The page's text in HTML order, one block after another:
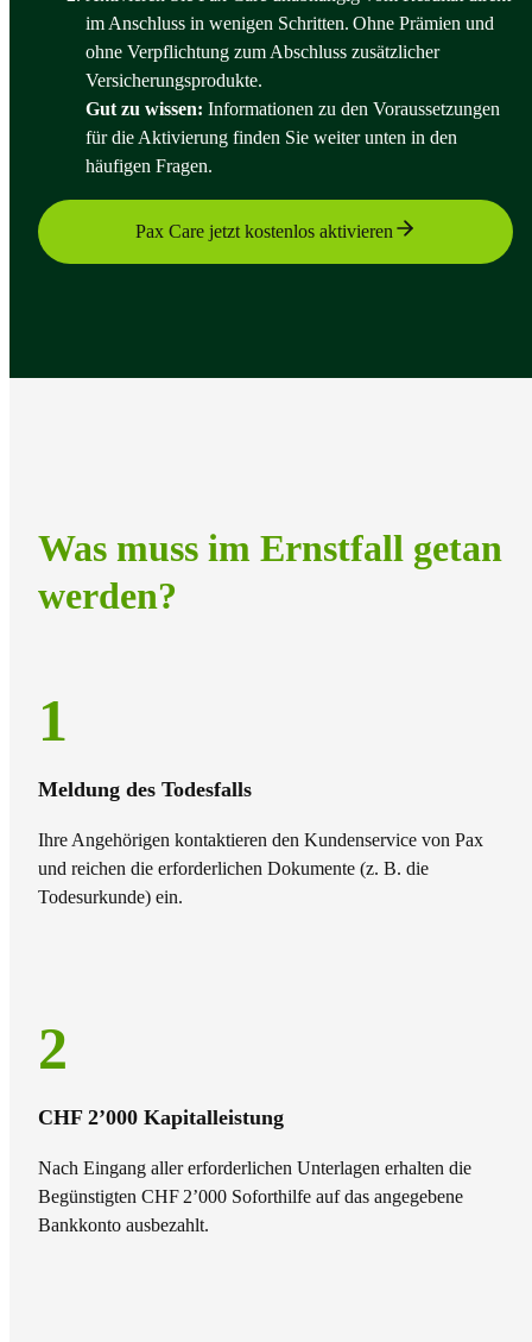
im Anschluss in wenigen Schritten. Ohne Prämien und
ohne Verpflichtung zum Abschluss zusätzlicher
Versicherungsprodukte.
Gut zu wissen: Informationen zu den Voraussetzungen
für die Aktivierung finden Sie weiter unten in den
häufigen Fragen.
Pax Care jetzt kostenlos aktivieren
Was muss im Ernstfall getan
werden?
1
Meldung des Todesfalls
Ihre Angehörigen kontaktieren den Kundenservice von Pax
und reichen die erforderlichen Dokumente (z. B. die
Todesurkunde) ein.
2
CHF 2’000 Kapitalleistung
Nach Eingang aller erforderlichen Unterlagen erhalten die
Begünstigten CHF 2’000 Soforthilfe auf das angegebene
Bankkonto ausbezahlt.